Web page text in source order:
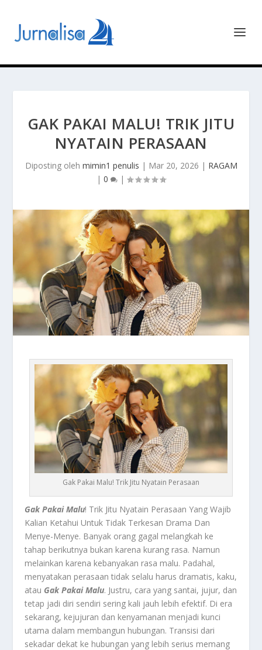
GAK PAKAI MALU! TRIK JITU
NYATAIN PERASAAN
Diposting oleh mimin1 penulis | Mar 20, 2026 | RAGAM
| 0 |
Gak Pakai Malu! Trik Jitu Nyatain Perasaan
Gak Pakai Malu! Trik Jitu Nyatain Perasaan Yang Wajib
Kalian Ketahui Untuk Tidak Terkesan Drama Dan
Menye-Menye. Banyak orang gagal melangkah ke
tahap berikutnya bukan karena kurang rasa. Namun
melainkan karena kebanyakan rasa malu. Padahal,
menyatakan perasaan tidak selalu harus dramatis, kaku,
atau Gak Pakai Malu. Justru, cara yang santai, jujur, dan
tetap jadi diri sendiri sering kali jauh lebih efektif. Di era
sekarang, kejujuran dan kenyamanan menjadi kunci
utama dalam membangun hubungan. Transisi dari
sekadar dekat ke hubungan yang lebih serius memang